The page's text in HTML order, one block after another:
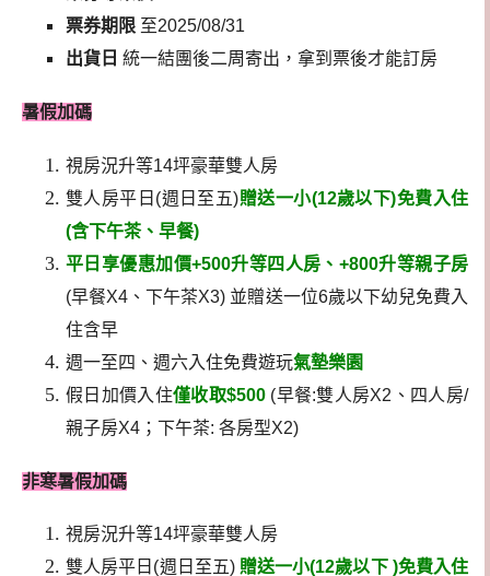
票券期限 至2025/08/31
出貨日 統一結團後二周寄出，拿到票後才能訂房
暑假加碼
視房況升等14坪豪華雙人房
雙人房平日(週日至五)贈送一小(12歲以下)免費入住
(含下午茶、早餐)
平日享優惠加價+500升等四人房、+800升等親子房
(早餐X4、下午茶X3) 並贈送一位6歲以下幼兒免費入
住含早
週一至四、週六入住免費遊玩氣墊樂園
假日加價入住僅收取$500(早餐:雙人房X2、四人房/
親子房X4；下午茶: 各房型X2)
非寒暑假加碼
視房況升等14坪豪華雙人房
雙人房平日(週日至五) 贈送一小(12歲以下 )免費入住